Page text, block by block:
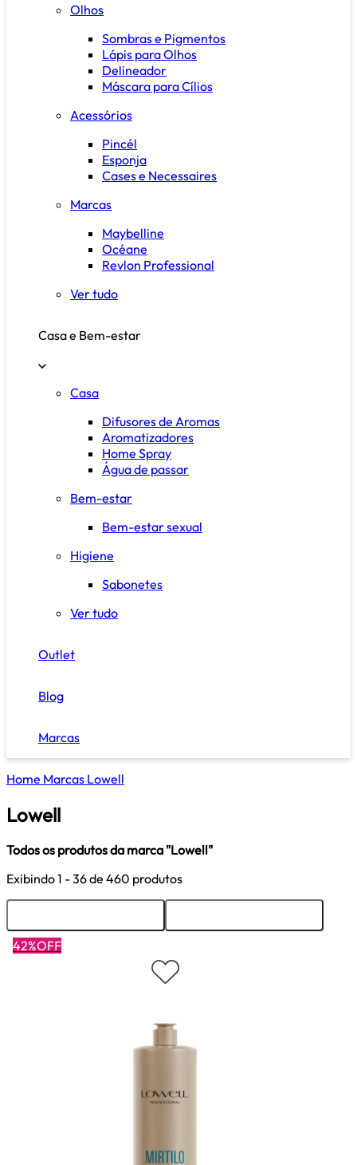
Olhos
Sombras e Pigmentos
Lápis para Olhos
Delineador
Máscara para Cílios
Acessórios
Pincél
Esponja
Cases e Necessaires
Marcas
Maybelline
Océane
Revlon Professional
Ver tudo
Casa e Bem-estar
Casa
Difusores de Aromas
Aromatizadores
Home Spray
Água de passar
Bem-estar
Bem-estar sexual
Higiene
Sabonetes
Ver tudo
Outlet
Blog
Marcas
Home Marcas Lowell
Lowell
Todos os produtos da marca "Lowell"
Exibindo1 - 36de 460 produtos
42%OFF